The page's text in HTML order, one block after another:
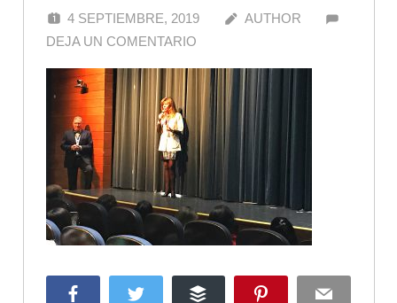
4 SEPTIEMBRE, 2019
AUTHOR
DEJA UN COMENTARIO
FacebookTwitter Buffer Pinterest Email